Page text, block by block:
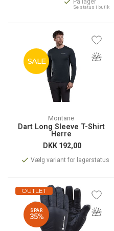
På lager
Se status i butik
SALE
Montane
Dart Long Sleeve T-Shirt
Herre
DKK 192,00
Vælg variant for lagerstatus
OUTLET
SPAR
35%